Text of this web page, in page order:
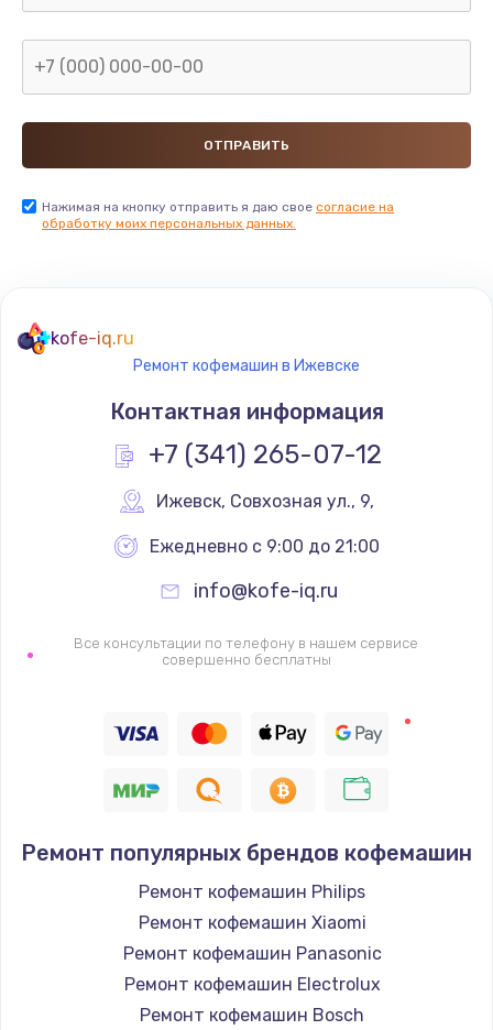
Нажимая на кнопку отправить я даю свое согласие на
обработку моих персональных данных.
kofe-iq.ru
Ремонт кофемашин в Ижевске
Контактная информация
+7 (341) 265-07-12
Ижевск, Совхозная ул., 9,
Ежедневно с 9:00 до 21:00
info@kofe-iq.ru
Все консультации по телефону в нашем сервисе
совершенно бесплатны
Ремонт популярных брендов кофемашин
Ремонт кофемашин Philips
Ремонт кофемашин Xiaomi
Ремонт кофемашин Panasonic
Ремонт кофемашин Electrolux
Ремонт кофемашин Bosch